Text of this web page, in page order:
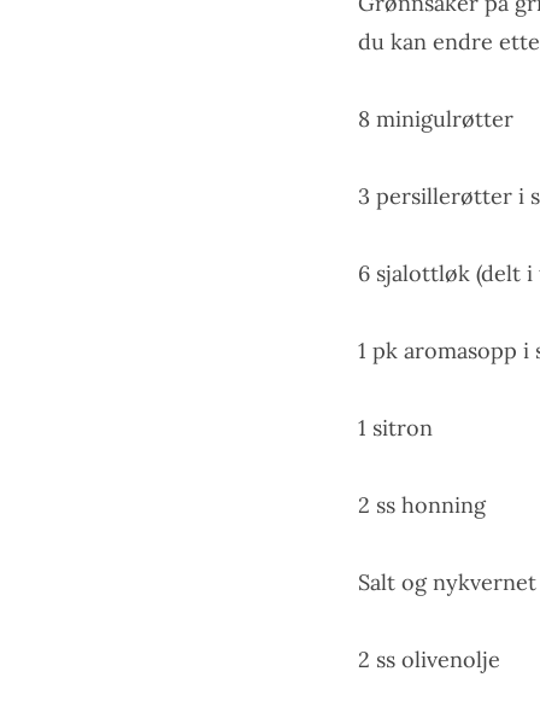
du kan endre
8 minigulrøtter
3 persillerøtter i
6 sjalottløk (delt
1 pk aromasopp i
1 sitron
2 ss honning
Salt og
2 ss olivenolje